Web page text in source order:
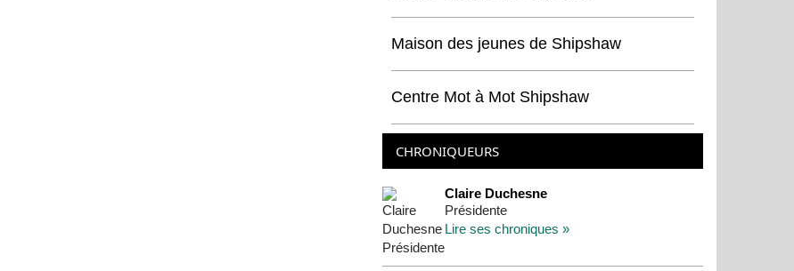
Maison des jeunes de Shipshaw
Centre Mot à Mot Shipshaw
CHRONIQUEURS
Claire Duchesne
Présidente
Lire ses chroniques »